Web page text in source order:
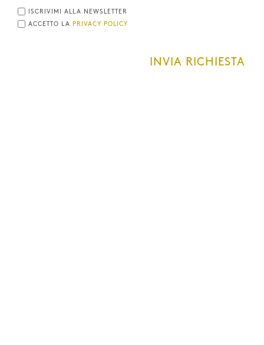
ISCRIVIMI ALLA NEWSLETTER
ACCETTO LA PRIVACY POLICY
INVIA RICHIESTA